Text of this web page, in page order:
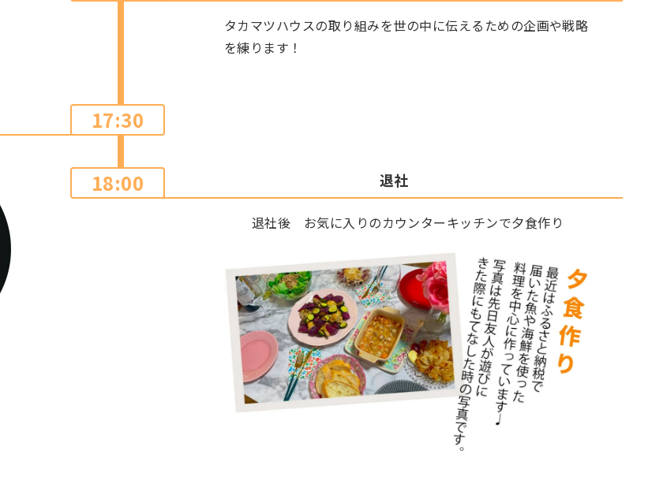
タカマツハウスの取り組みを世の中に伝えるための企画や戦略
を練ります！
17:30
18:00 退社
退社後 お気に入りのカウンターキッチンで夕食作り